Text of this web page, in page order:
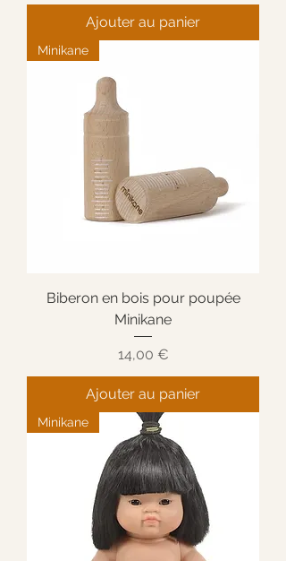
Ajouter au panier
Minikane
Biberon en bois pour poupée
Minikane
Prix
14,00 €
Ajouter au panier
Minikane